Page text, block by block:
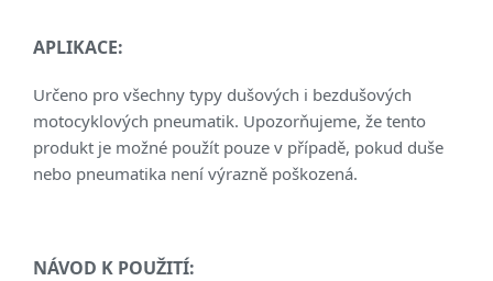
APLIKACE:
Určeno pro všechny typy dušových i bezdušových
motocyklových pneumatik. Upozorňujeme, že tento
produkt je možné použít pouze v případě, pokud duše
nebo pneumatika není výrazně poškozená.
NÁVOD K POUŽITÍ: